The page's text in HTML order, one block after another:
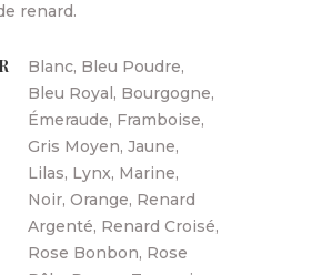
renard.
Blanc, Bleu Poudre,
Bleu Royal, Bourgogne,
Émeraude, Framboise,
Gris Moyen, Jaune,
Lilas, Lynx, Marine,
Noir, Orange, Renard
Argenté, Renard Croisé,
Rose Bonbon, Rose